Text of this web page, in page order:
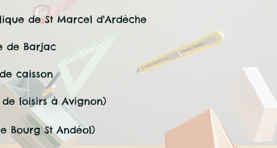
de St Marcel d'Ardèche
de Barjac
caisson
loisirs à Avignon)
Bourg St Andéol)